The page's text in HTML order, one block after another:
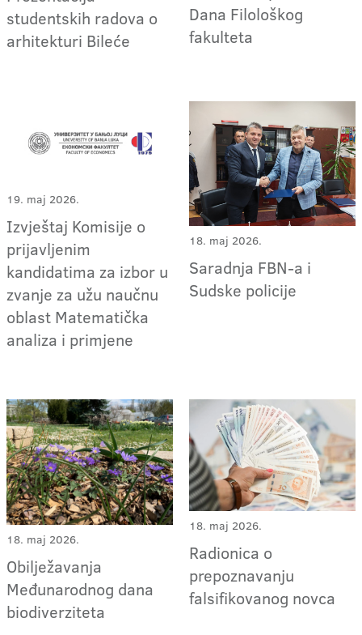
studentskih radova o
arhitekturi Bileće
Dana Filološkog
fakulteta
19. maj 2026.
Izvještaj Komisije o
prijavljenim
kandidatima za izbor u
zvanje za užu naučnu
oblast Matematička
analiza i primjene
18. maj 2026.
Saradnja FBN-a i
Sudske policije
18. maj 2026.
Obilježavanja
Međunarodnog dana
biodiverziteta
18. maj 2026.
Radionica o
prepoznavanju
falsifikovanog novca